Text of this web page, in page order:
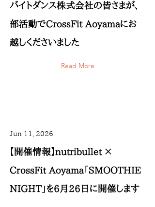
バイトダンス株式会社の皆さまが、
部活動でCrossFit Aoyamaにお
越しくださいました
Read More
Jun 11, 2026
【開催情報】nutribullet ×
CrossFit Aoyama「SMOOTHIE
NIGHT」を6月26日に開催します